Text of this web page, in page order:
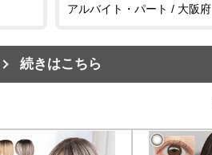
アルバイト・パート / 大阪府
続きはこちら